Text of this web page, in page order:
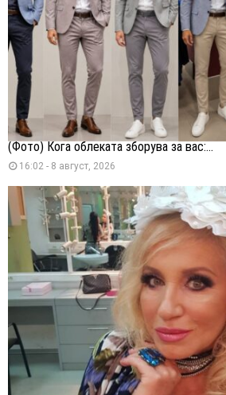
(Фото) Кога облеката зборува за вас:...
16:02 - 8 август, 2026